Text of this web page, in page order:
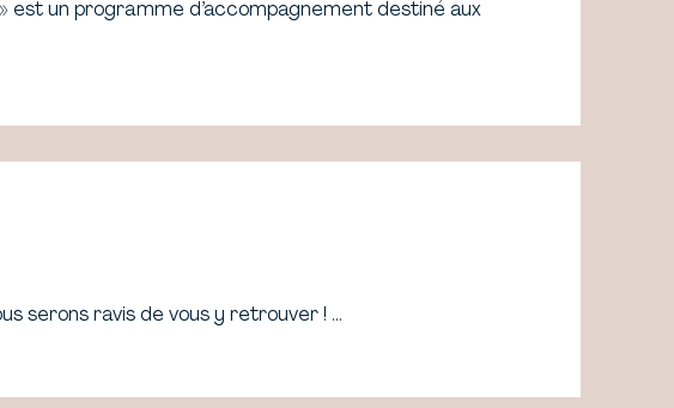
est un programme d’accompagnement destiné aux
serons ravis de vous y retrouver ! …